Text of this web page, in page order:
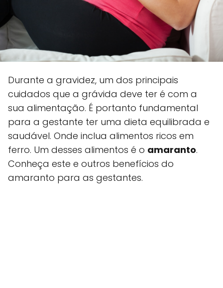
Durante a gravidez, um dos principais
cuidados que a grávida deve ter é com a
sua alimentação. É portanto fundamental
para a gestante ter uma dieta equilibrada e
saudável. Onde inclua alimentos ricos em
ferro. Um desses alimentos é o amaranto.
Conheça este e outros benefícios do
amaranto para as gestantes.